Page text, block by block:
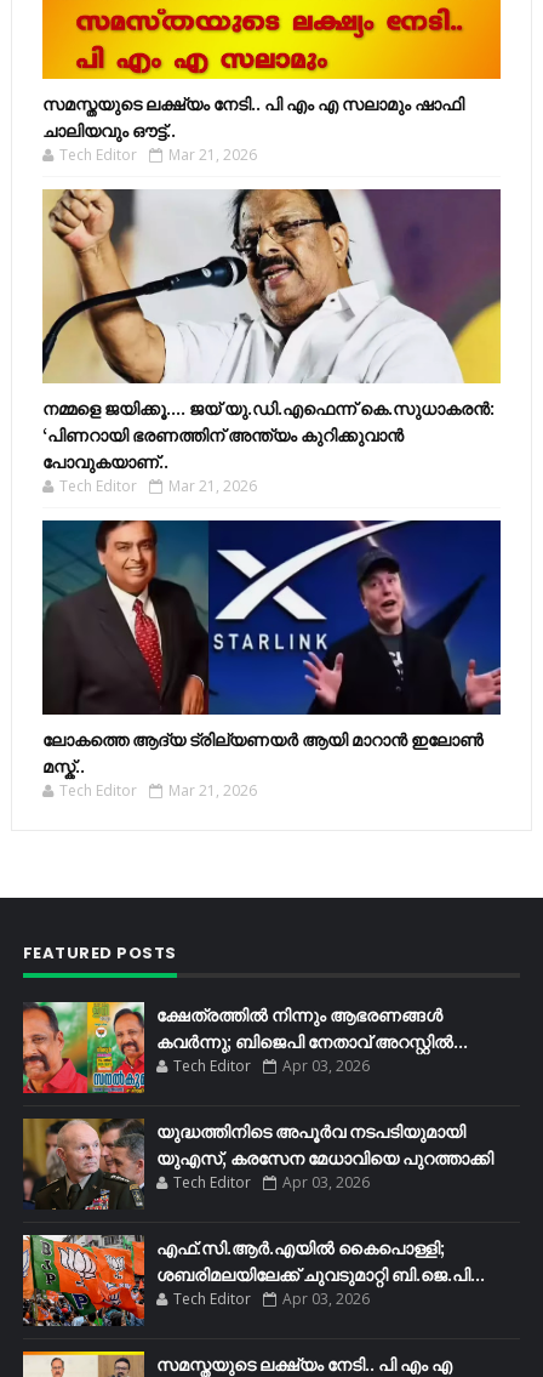
സമസ്തയുടെ ലക്ഷ്യം നേടി.. പി എം എ സലാമും ഷാഫി
ചാലിയവും ഔട്ട്..
Tech Editor Mar 21, 2026
നമ്മളെ ജയിക്കൂ.... ജയ് യു.ഡി.എഫെന്ന് കെ.സുധാകരൻ:
‘പിണറായി ഭരണത്തിന് അന്ത്യം കുറിക്കുവാൻ
പോവുകയാണ്..
Tech Editor Mar 21, 2026
ലോകത്തെ ആദ്യ ട്രില്യണയർ ആയി മാറാൻ ഇലോൺ
മസ്ക്..
Tech Editor Mar 21, 2026
FEATURED POSTS
ക്ഷേത്രത്തിൽ നിന്നും ആഭരണങ്ങൾ
കവർന്നു; ബിജെപി നേതാവ് അറസ്റ്റിൽ...
Tech Editor Apr 03, 2026
യുദ്ധത്തിനിടെ അപൂർവ നടപടിയുമായി
യുഎസ്, കരസേന മേധാവിയെ പുറത്താക്കി
Tech Editor Apr 03, 2026
എഫ്​.സി.ആർ.എയിൽ കൈപൊള്ളി;
ശബരിമലയിലേക്ക്​ ചുവടുമാറ്റി ബി.ജെ.പി...
Tech Editor Apr 03, 2026
സമസ്തയുടെ ലക്ഷ്യം നേടി.. പി എം എ